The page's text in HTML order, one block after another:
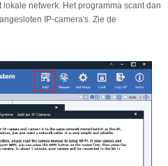
netwerk. Het programma scant dan
IP-camera's. Zie de